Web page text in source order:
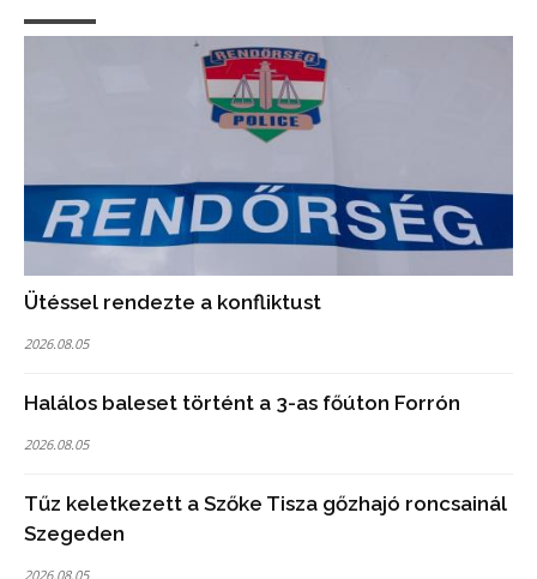
Ütéssel rendezte a konfliktust
2026.08.05
Halálos baleset történt a 3-as főúton Forrón
2026.08.05
Tűz keletkezett a Szőke Tisza gőzhajó roncsainál
Szegeden
2026.08.05